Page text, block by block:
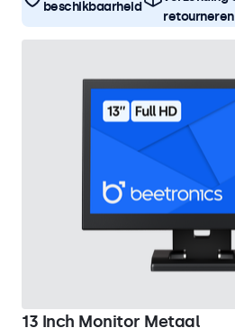
beschikbaarheid
retourneren
13 Inch Monitor Metaal